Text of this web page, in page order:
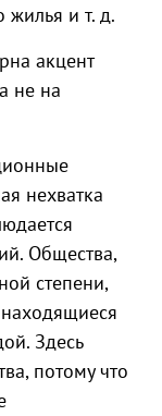
жилья и т. д.
акцент
не на
нехватка
Общества,
степени,
Здесь
потому что